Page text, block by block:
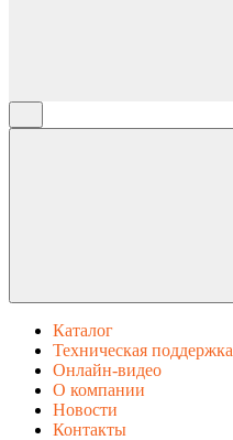
Каталог
Техническая поддержка
Онлайн-видео
О компании
Новости
Контакты